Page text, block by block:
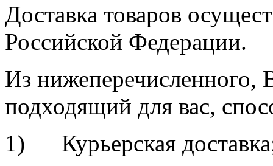
Доставка товаров
Российской Федерации.
Из
подходящий для вас,
1) Курьерская